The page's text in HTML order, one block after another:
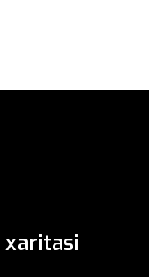
xaritasi